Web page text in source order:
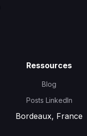
Ressources
Blog
Posts LinkedIn
Bordeaux, France